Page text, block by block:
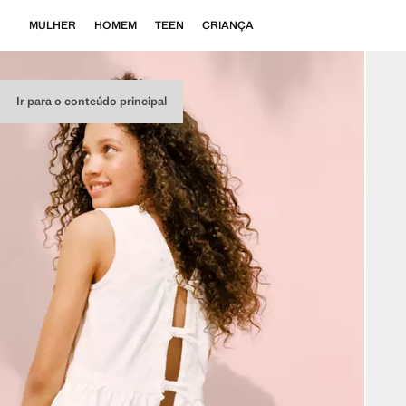
Ir para o conteúdo principal
MULHER HOMEM TEEN CRIANÇA